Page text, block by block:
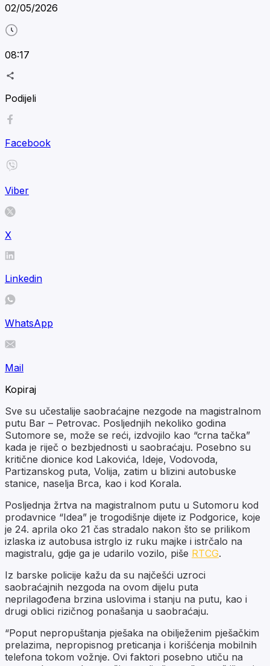
02/05/2026
08:17
Podijeli
Facebook
Viber
X
Linkedin
WhatsApp
Mail
Kopiraj
Sve su učestalije saobraćajne nezgode na magistralnom
putu Bar – Petrovac. Posljednjih nekoliko godina
Sutomore se, može se reći, izdvojilo kao “crna tačka”
kada je riječ o bezbjednosti u saobraćaju. Posebno su
kritične dionice kod Lakovića, Ideje, Vodovoda,
Partizanskog puta, Volija, zatim u blizini autobuske
stanice, naselja Brca, kao i kod Korala.
Posljednja žrtva na magistralnom putu u Sutomoru kod
prodavnice “Idea” je trogodišnje dijete iz Podgorice, koje
je 24. aprila oko 21 čas stradalo nakon što se prilikom
izlaska iz autobusa istrglo iz ruku majke i istrčalo na
magistralu, gdje ga je udarilo vozilo, piše RTCG.
Iz barske policije kažu da su najčešći uzroci
saobraćajnih nezgoda na ovom dijelu puta
neprilagođena brzina uslovima i stanju na putu, kao i
drugi oblici rizičnog ponašanja u saobraćaju.
“Poput nepropuštanja pješaka na obilježenim pješačkim
prelazima, nepropisnog preticanja i korišćenja mobilnih
telefona tokom vožnje. Ovi faktori posebno utiču na